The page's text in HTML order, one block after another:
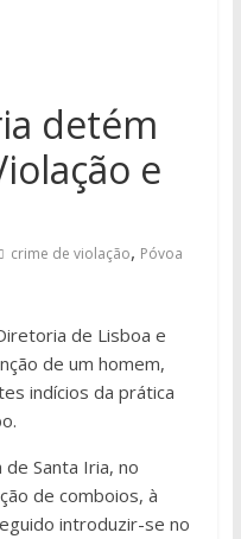
detém
e
crime de violação, Póvoa
de Lisboa e
de um homem,
indícios da prática
Santa Iria, no
de comboios, à
introduzir-se no